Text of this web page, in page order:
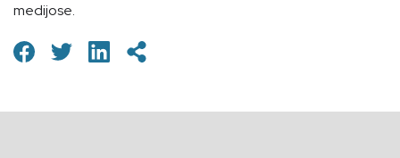
medijose.